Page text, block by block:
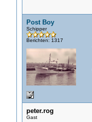
Post Boy
Schipper
Berichten: 1317
peter.rog
Gast